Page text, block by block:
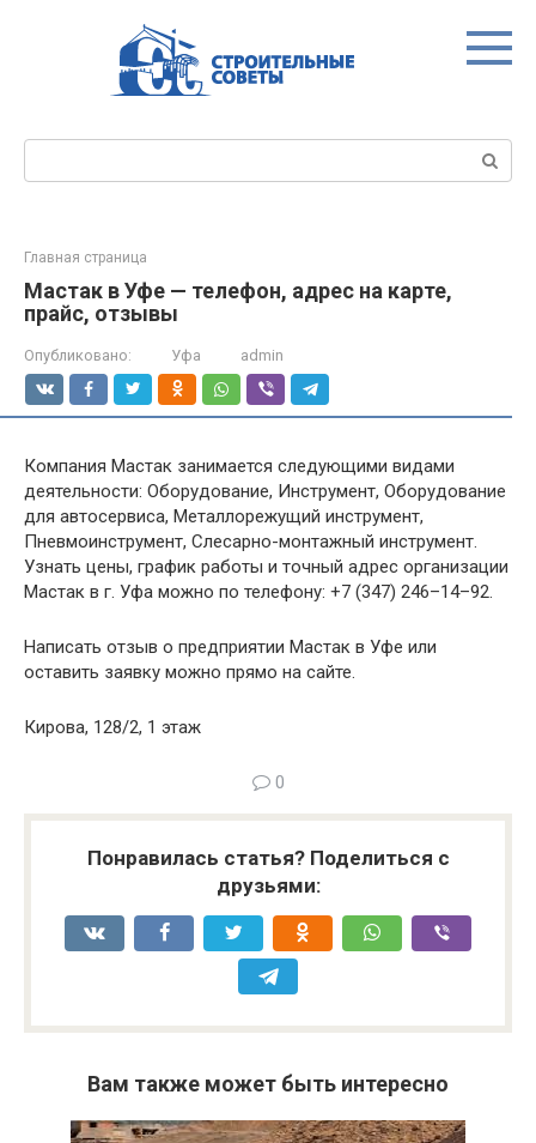
Главная страница
Мастак в Уфе — телефон, адрес на карте,
прайс, отзывы
Опубликовано: Уфа admin
Компания Мастак занимается следующими видами
деятельности: Оборудование, Инструмент, Оборудование
для автосервиса, Металлорежущий инструмент,
Пневмоинструмент, Слесарно-монтажный инструмент.
Узнать цены, график работы и точный адрес организации
Мастак в г. Уфа можно по телефону: +7 (347) 246–14–92.
Написать отзыв о предприятии Мастак в Уфе или
оставить заявку можно прямо на сайте.
Кирова, 128/2, 1 этаж
0
Понравилась статья? Поделиться с
друзьями:
Вам также может быть интересно